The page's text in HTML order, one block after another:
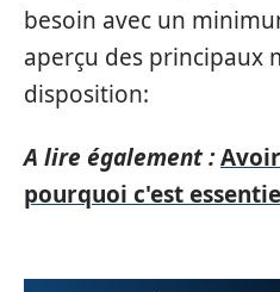
besoin avec un
aperçu des principaux
disposition:
A lire également :
pourquoi c'est